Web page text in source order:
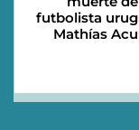
futbolista
Mathías